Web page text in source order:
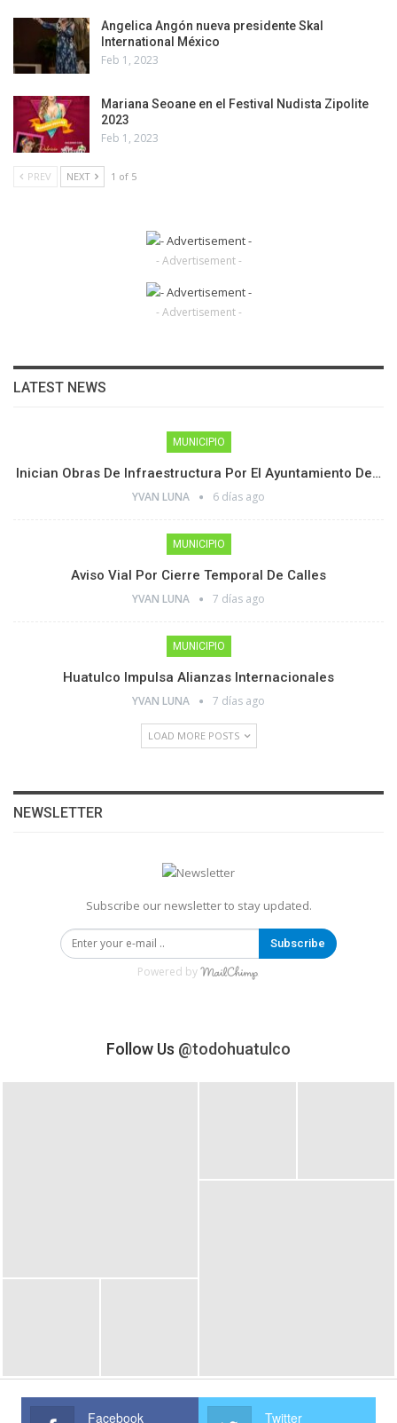
Angelica Angón nueva presidente Skal
International México
Feb 1, 2023
Mariana Seoane en el Festival Nudista Zipolite
2023
Feb 1, 2023
PREV NEXT 1 of 5
- Advertisement -
- Advertisement -
LATEST NEWS
MUNICIPIO
Inician Obras De Infraestructura Por El Ayuntamiento De…
YVAN LUNA 6 días ago
MUNICIPIO
Aviso Vial Por Cierre Temporal De Calles
YVAN LUNA 7 días ago
MUNICIPIO
Huatulco Impulsa Alianzas Internacionales
YVAN LUNA 7 días ago
LOAD MORE POSTS
NEWSLETTER
Subscribe our newsletter to stay updated.
Subscribe
Powered by
Follow Us @todohuatulco
Facebook Twitter